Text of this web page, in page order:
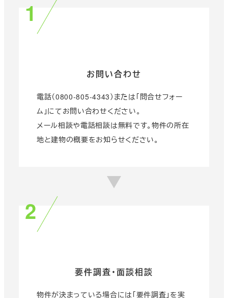
お問い合わせ
電話（0800-805-4343）または「問合せフォー
ム」にてお問い合わせください。
メール相談や電話相談は無料です。物件の所在
地と建物の概要をお知らせください。
要件調査・面談相談
物件が決まっている場合には「要件調査」を実